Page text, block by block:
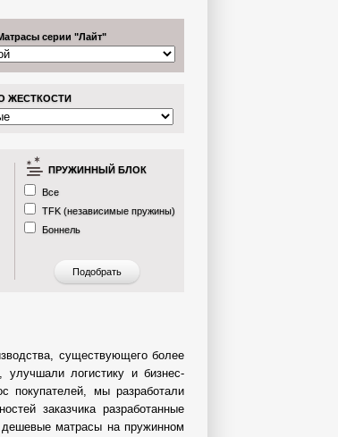
серии "Лайт"
ЖЕСТКОСТИ
ПРУЖИННЫЙ БЛОК
Все
TFK (независимые пружины)
Боннель
существующего более
улучшали логистику и бизнес-
покупателей, мы разработали
заказчика разработанные
матрасы на пружинном